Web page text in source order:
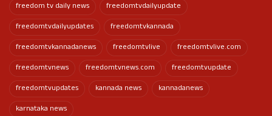
freedom tv daily news
freedomtvdailyupdate
freedomtvdailyupdates
freedomtvkannada
freedomtvkannadanews
freedomtvlive
freedomtvlive.com
freedomtvnews
freedomtvnews.com
freedomtvupdate
freedomtvupdates
kannada news
kannadanews
karnataka news